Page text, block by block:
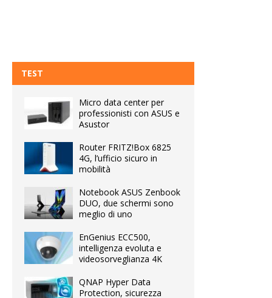
TEST
Micro data center per
professionisti con ASUS e
Asustor
Router FRITZ!Box 6825
4G, l’ufficio sicuro in
mobilità
Notebook ASUS Zenbook
DUO, due schermi sono
meglio di uno
EnGenius ECC500,
intelligenza evoluta e
videosorveglianza 4K
QNAP Hyper Data
Protection, sicurezza